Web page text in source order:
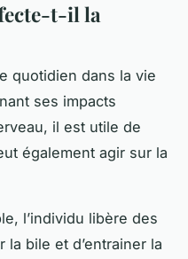
t-il la
quotidien dans la vie
ses impacts
il est utile de
également agir sur la
l’individu libère des
la bile et d’entrainer la